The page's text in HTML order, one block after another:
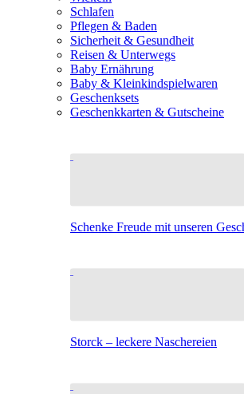
Schlafen
Pflegen & Baden
Sicherheit & Gesundheit
Reisen & Unterwegs
Baby Ernährung
Baby & Kleinkindspielwaren
Geschenksets
Geschenkkarten & Gutscheine
Schenke Freude mit unseren
Storck – leckere Naschereien